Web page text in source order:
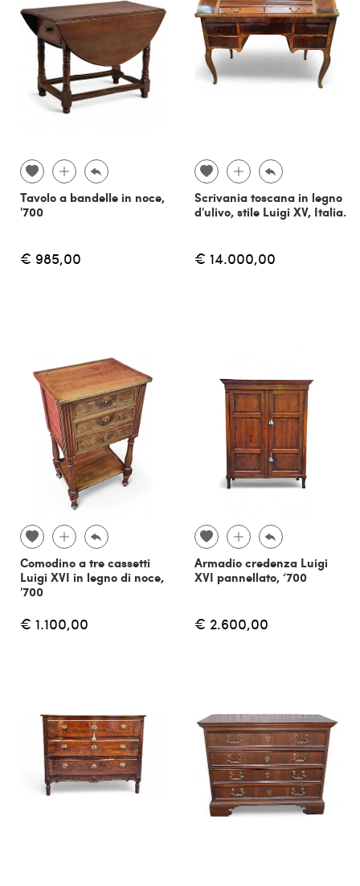
Tavolo a bandelle in noce,
'700
€ 985,00
Scrivania toscana in legno
d'ulivo, stile Luigi XV, Italia.
€ 14.000,00
Comodino a tre cassetti
Luigi XVI in legno di noce,
'700
€ 1.100,00
Armadio credenza Luigi
XVI pannellato, ‘700
€ 2.600,00